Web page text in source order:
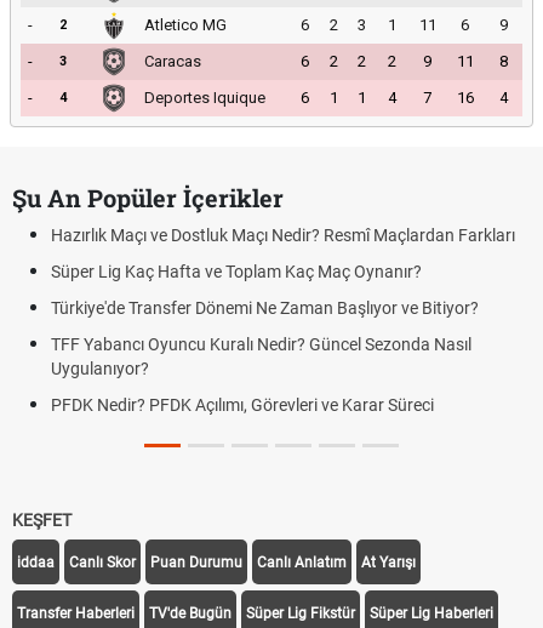
-
2 Atletico MG 6 2 3 1 11 6
9
-
3 Caracas 6 2 2 2 9 11
8
-
4 Deportes Iquique 6 1 1 4 7 16 4
Şu An Popüler İçerikler
Hazırlık Maçı ve Dostluk Maçı Nedir? Resmî Maçlardan Farkları
Süper Lig Kaç Hafta ve Toplam Kaç Maç Oynanır?
Türkiye'de Transfer Dönemi Ne Zaman Başlıyor ve Bitiyor?
TFF Yabancı Oyuncu Kuralı Nedir? Güncel Sezonda Nasıl
Uygulanıyor?
PFDK Nedir? PFDK Açılımı, Görevleri ve Karar Süreci
KEŞFET
iddaa Canlı Skor Puan Durumu Canlı Anlatım At Yarışı
Transfer Haberleri TV'de Bugün Süper Lig Fikstür Süper Lig Haberleri